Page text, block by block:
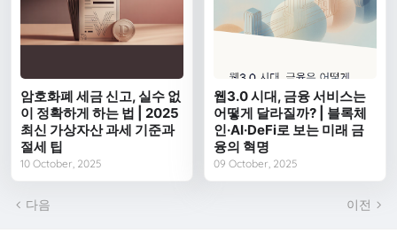
암호화폐 세금 신고, 실수 없
이 정확하게 하는 법 | 2025
최신 가상자산 과세 기준과
절세 팁
10 October, 2025
웹3.0 시대, 금융 서비스는
어떻게 달라질까? | 블록체
인·AI·DeFi로 보는 미래 금
융의 혁명
09 October, 2025
다음 이전